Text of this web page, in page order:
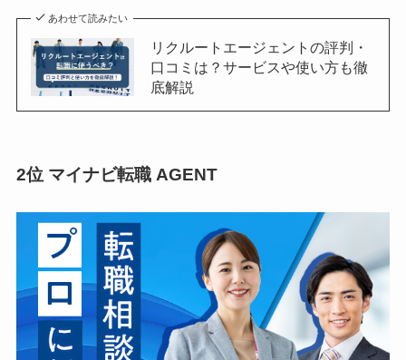
あわせて読みたい
リクルートエージェントの評判・
口コミは？サービスや使い方も徹
底解説
2位 マイナビ転職 AGENT